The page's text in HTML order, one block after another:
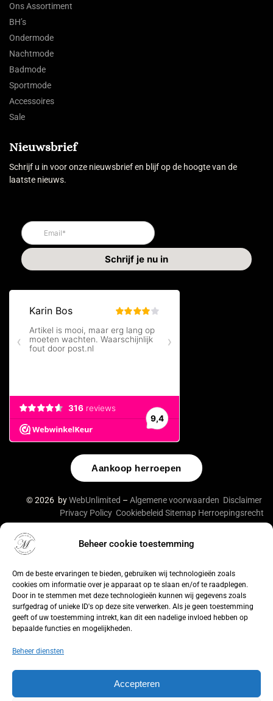
Beheer cookie toestemming
Om de beste ervaringen te bieden, gebruiken wij technologieën zoals
cookies om informatie over je apparaat op te slaan en/of te raadplegen.
Door in te stemmen met deze technologieën kunnen wij gegevens zoals
surfgedrag of unieke ID's op deze site verwerken. Als je geen toestemming
geeft of uw toestemming intrekt, kan dit een nadelige invloed hebben op
bepaalde functies en mogelijkheden.
Beheer diensten
Accepteren
Ons Assortiment
BH’s
Ondermode
Nachtmode
Badmode
Sportmode
Accessoires
Sale
Nieuwsbrief
Schrijf u in voor onze nieuwsbrief en blijf op de hoogte van de
laatste nieuws.
Aankoop herroepen
© 2026 byWebUnlimited – Algemene voorwaarden Disclaimer
Privacy Policy Cookiebeleid Sitemap Herroepingsrecht
De waardering van lingeriebym.nl/ bij
WebwinkelKeur